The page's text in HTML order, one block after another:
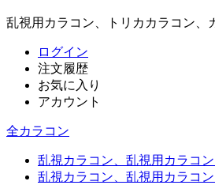
乱視用カラコン、トリカカラコン、
ログイン
注文履歴
お気に入り
アカウント
全カラコン
乱視カラコン、乱視用カラコ
乱視カラコン、乱視用カラコ